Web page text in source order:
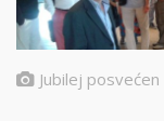
Jubilej